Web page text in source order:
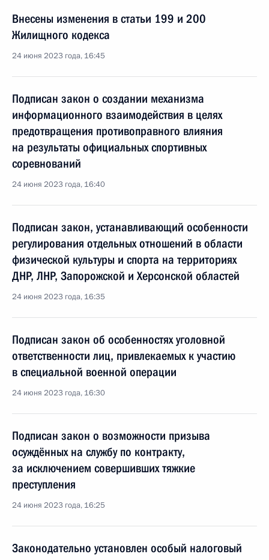
Внесены изменения в статьи 199 и 200
Жилищного кодекса
24 июня 2023 года, 16:45
Подписан закон о создании механизма
информационного взаимодействия в целях
предотвращения противоправного влияния
на результаты официальных спортивных
соревнований
24 июня 2023 года, 16:40
Подписан закон, устанавливающий особенности
регулирования отдельных отношений в области
физической культуры и спорта на территориях
ДНР, ЛНР, Запорожской и Херсонской областей
24 июня 2023 года, 16:35
Подписан закон об особенностях уголовной
ответственности лиц, привлекаемых к участию
в специальной военной операции
24 июня 2023 года, 16:30
Подписан закон о возможности призыва
осуждённых на службу по контракту,
за исключением совершивших тяжкие
преступления
24 июня 2023 года, 16:25
Законодательно установлен особый налоговый